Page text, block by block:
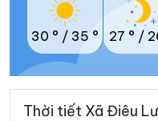
30 ° / 35 ° 27 ° /
Thời tiết Xã Điêu